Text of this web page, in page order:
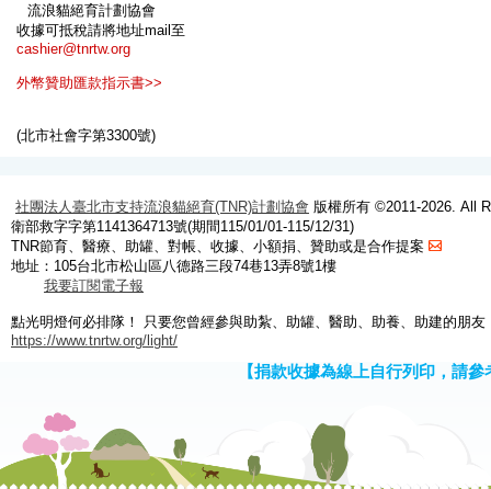
流浪貓絕育計劃協會
收據可抵稅請將地址mail至
cashier@tnrtw.org
外幣贊助匯款指示書>>
(北市社會字第3300號)
社團法人臺北市支持流浪貓絕育(TNR)計劃協會 版權所有 ©2011-2026. All
衛部救字字第1141364713號(期間115/01/01-115/12/31)
TNR節育、醫療、助罐、對帳、收據、小額捐、贊助或是合作提案
地址：105台北市松山區八德路三段74巷13弄8號1樓
我要訂閱電子報
點光明燈何必排隊！ 只要您曾經參與助紮、助罐、醫助、助養、助建的朋
https://www.tnrtw.org/light/
【捐款收據為線上自行列印，請參